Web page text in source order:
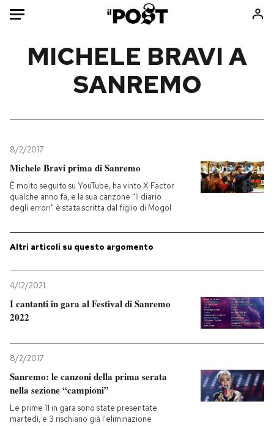
Mondo
Tecnologia
Internet
Scienza
Cultura
Sport
Libri
Ok Boomer!
Media
Europa
PODCAST
I MIEI PREFERITI
SHOP
MICHELE BRAVI A
SANREMO
8/2/2017
Michele Bravi prima di Sanremo
È molto seguito su YouTube, ha vinto X Factor
qualche anno fa, e la sua canzone "Il diario
degli errori" è stata scritta dal figlio di Mogol
Altri articoli su questo argomento
4/12/2021
I cantanti in gara al Festival di Sanremo
2022
8/2/2017
Sanremo: le canzoni della prima serata
nella sezione “campioni”
Le prime 11 in gara sono state presentate
martedì, e 3 rischiano già l'eliminazione